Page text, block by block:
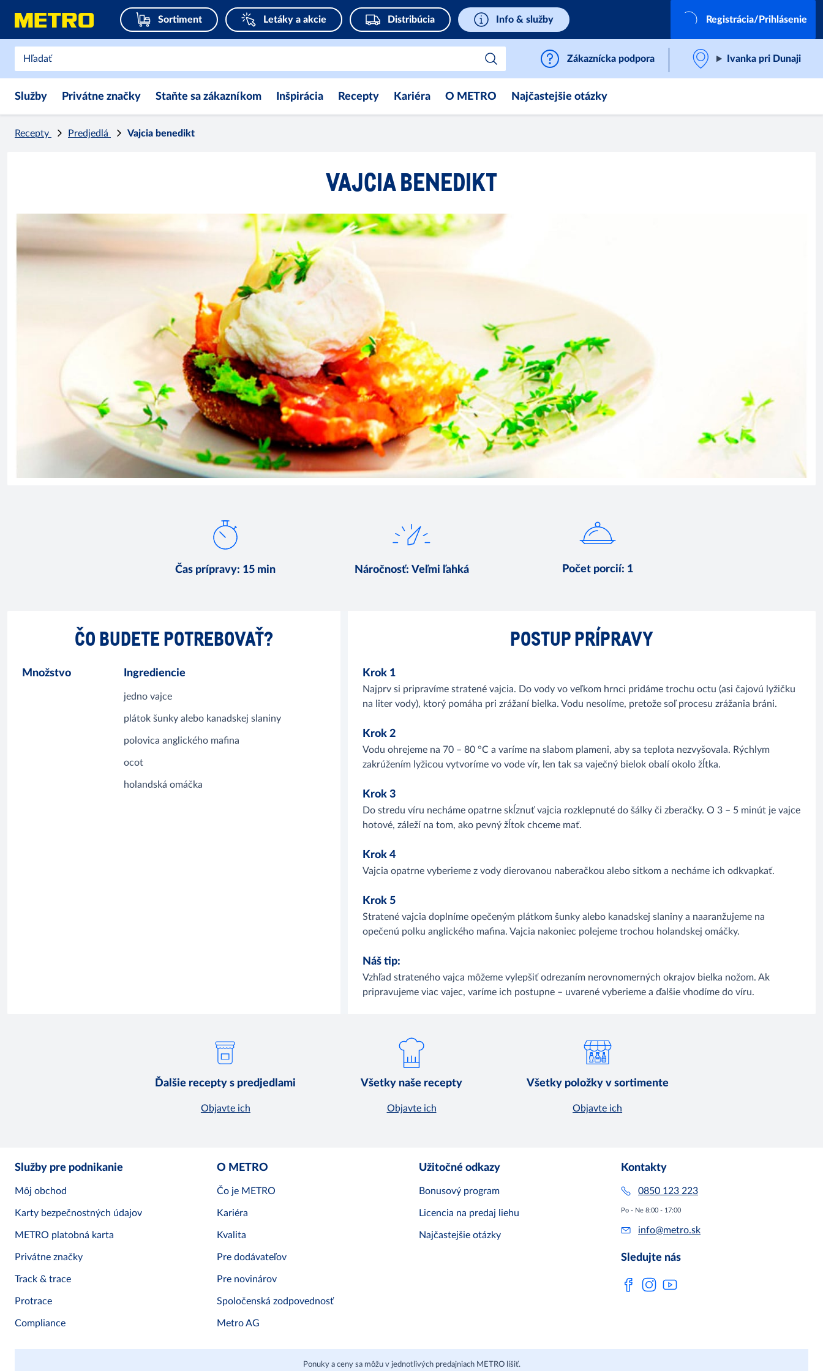
Sortiment Letáky a akcie Distribúcia Info & služby Registrácia/Prihlásenie
Zákaznícka podpora Ivanka pri Dunaji
Služby Privátne značky Staňte sa zákazníkom Inšpirácia Recepty Kariéra O METRO Najčastejšie otázky
Recepty Predjedlá Vajcia benedikt
VAJCIA BENEDIKT
Čas prípravy: 15 min Náročnosť: Veľmi ľahká Počet porcií: 1
ČO BUDETE POTREBOVAŤ?
Množstvo Ingrediencie
jedno vajce
plátok šunky alebo kanadskej slaniny
polovica anglického mafina
ocot
holandská omáčka
POSTUP PRÍPRAVY
Krok 1
Najprv si pripravíme stratené vajcia. Do vody vo veľkom hrnci pridáme trochu octu (asi čajovú lyžičku
na liter vody), ktorý pomáha pri zrážaní bielka. Vodu nesolíme, pretože soľ procesu zrážania bráni.
Krok 2
Vodu ohrejeme na 70 – 80 °C a varíme na slabom plameni, aby sa teplota nezvyšovala. Rýchlym
zakrúžením lyžicou vytvoríme vo vode vír, len tak sa vaječný bielok obalí okolo žĺtka.
Krok 3
Do stredu víru necháme opatrne skĺznuť vajcia rozklepnuté do šálky či zberačky. O 3 – 5 minút je vajce
hotové, záleží na tom, ako pevný žĺtok chceme mať.
Krok 4
Vajcia opatrne vyberieme z vody dierovanou naberačkou alebo sitkom a necháme ich odkvapkať.
Krok 5
Stratené vajcia doplníme opečeným plátkom šunky alebo kanadskej slaniny a naaranžujeme na
opečenú polku anglického mafina. Vajcia nakoniec polejeme trochou holandskej omáčky.
Náš tip:
Vzhľad strateného vajca môžeme vylepšiť odrezaním nerovnomerných okrajov bielka nožom. Ak
pripravujeme viac vajec, varíme ich postupne – uvarené vyberieme a ďalšie vhodíme do víru.
Ďalšie recepty s predjedlami
Objavte ich
Všetky naše recepty
Objavte ich
Všetky položky v sortimente
Objavte ich
Služby pre podnikanie
Môj obchod
Karty bezpečnostných údajov
METRO platobná karta
Privátne značky
Track & trace
Protrace
Compliance
O METRO
Čo je METRO
Kariéra
Kvalita
Pre dodávateľov
Pre novinárov
Spoločenská zodpovednosť
Metro AG
Užitočné odkazy
Bonusový program
Licencia na predaj liehu
Najčastejšie otázky
Kontakty
0850 123 223
Po - Ne 8:00 - 17:00
info@metro.sk
Sledujte nás
Ponuky a ceny sa môžu v jednotlivých predajniach METRO líšiť.